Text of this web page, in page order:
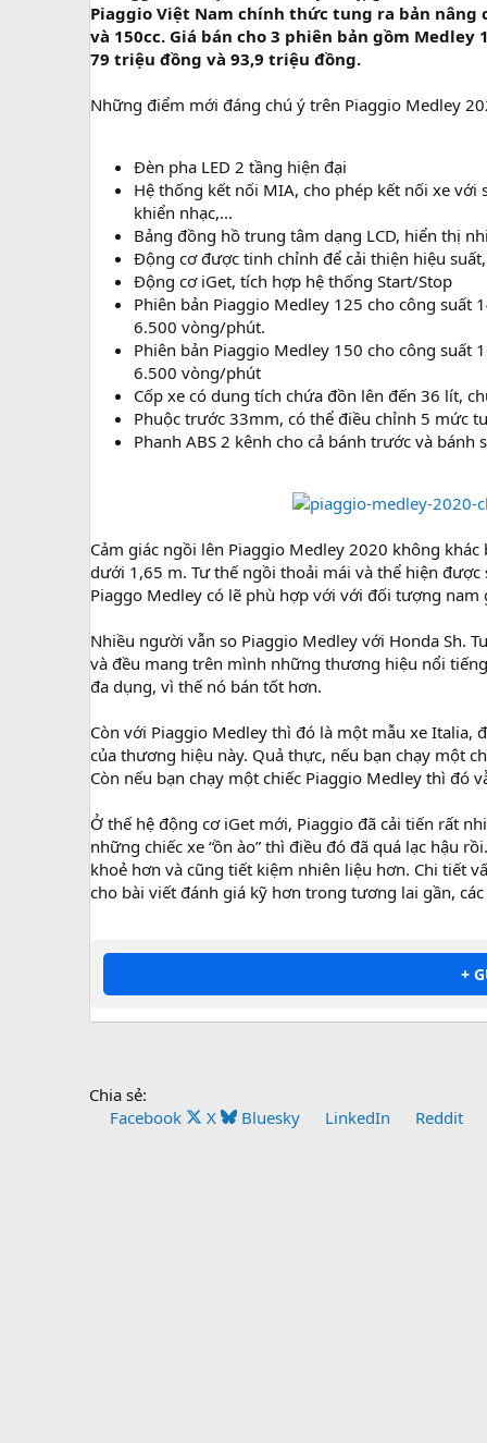
Piaggio Việt Nam chính thức tung ra bản nâng
và 150cc. Giá bán cho 3 phiên bản gồm
79 triệu đồng và 93,9 triệu đồng.
Những điểm mới đáng chú ý trên Piaggio Medley
Đèn pha LED 2 tầng hiện đại
Hệ thống kết nối MIA, cho phép kết nối xe
khiển nhạc,...
Bảng đồng hồ trung tâm dạng LCD, hiển thị
Động cơ được tinh chỉnh để cải thiện hiệu
Động cơ iGet, tích hợp hệ thống Start/Stop
Phiên bản Piaggio Medley 125 cho công
6.500 vòng/phút.
Phiên bản Piaggio Medley 150 cho công
6.500 vòng/phút
Cốp xe có dung tích chứa đồn lên đến 36 lít,
Phuộc trước 33mm, có thể điều chỉnh 5 mức
Phanh ABS 2 kênh cho cả bánh trước và bánh
Cảm giác ngồi lên Piaggio Medley 2020 không
dưới 1,65 m. Tư thế ngồi thoải mái và thể hiện
Piaggo Medley có lẽ phù hợp với với đối tượng nam
Nhiều người vẫn so Piaggio Medley với Honda Sh.
và đều mang trên mình những thương hiệu nổi
đa dụng, vì thế nó bán tốt hơn.
Còn với Piaggio Medley thì đó là một mẫu xe
của thương hiệu này. Quả thực, nếu bạn chạy một
Còn nếu bạn chạy một chiếc Piaggio Medley thì đó
Ở thế hệ động cơ iGet mới, Piaggio đã cải tiến rất
những chiếc xe “ồn ào” thì điều đó đã quá lạc hậu
khoẻ hơn và cũng tiết kiệm nhiên liệu hơn. Chi tiết
cho bài viết đánh giá kỹ hơn trong tương lai gần,
+
Chia sẻ:
Facebook
X Bluesky LinkedIn Reddit